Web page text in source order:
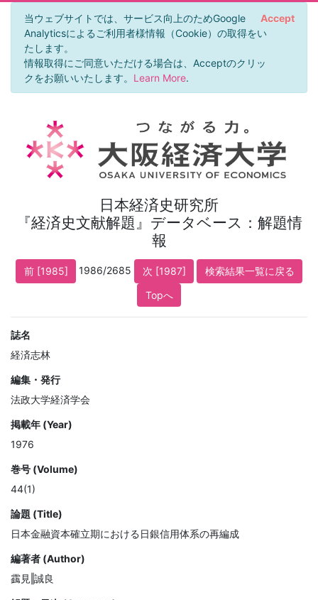
当ウェブサイトでは、サービス向上のためGoogle
Analyticsによるご利用者様情報（Cookie）の取得をい
たします。
情報取得にご同意いただける場合は、Acceptのクリッ
クをお願いいたします。 Learn More.
Accept
日本経済史研究所
『経済史文献解題』データベース：解題情
報
前 [1985] 1986/2685 次 [1987]
検索結果一覧に戻る
Topへ
誌名
経済志林
編集・発行
法政大学経済学会
掲載年 (Year)
1976
巻号 (Volume)
44(1)
論題 (Title)
日本金融資本確立期における日銀信用体系の再編成
編著者 (Author)
靎見‖誠良